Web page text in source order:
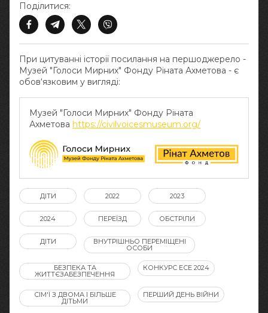
При цитуванні історії посилання на першоджерело -
Музей "Голоси Мирних" Фонду Ріната Ахметова - є
обов‘язковим у вигляді:
Музей "Голоси Мирних" Фонду Ріната
Ахметова https://civilvoicesmuseum.org/
Поділитися:
ДІТИ 2022 2023
2024 ПЕРЕЇЗД ОБСТРІЛИ
ДІТИ ВНУТРІШНЬО ПЕРЕМІЩЕНІ
ОСОБИ
БЕЗПЕКА ТА
ЖИТТЄЗАБЕЗПЕЧЕННЯ
КОНКУРС ЕСЕ 2024
СІМ'Ї З ДВОМА І БІЛЬШЕ
ДІТЬМИ
ПЕРШИЙ ДЕНЬ ВІЙНИ